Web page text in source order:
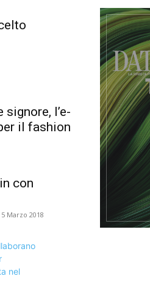
l’e-
il fashion
con
5 Marzo 2018